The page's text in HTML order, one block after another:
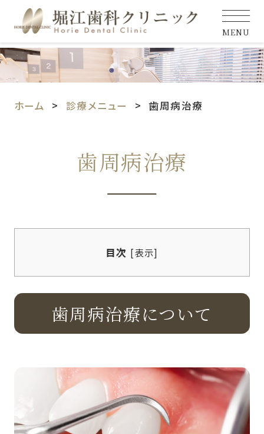
MENU
ホーム 診療メニュー 歯周病治療
歯周病治療
目次 [表示]
歯周病治療について